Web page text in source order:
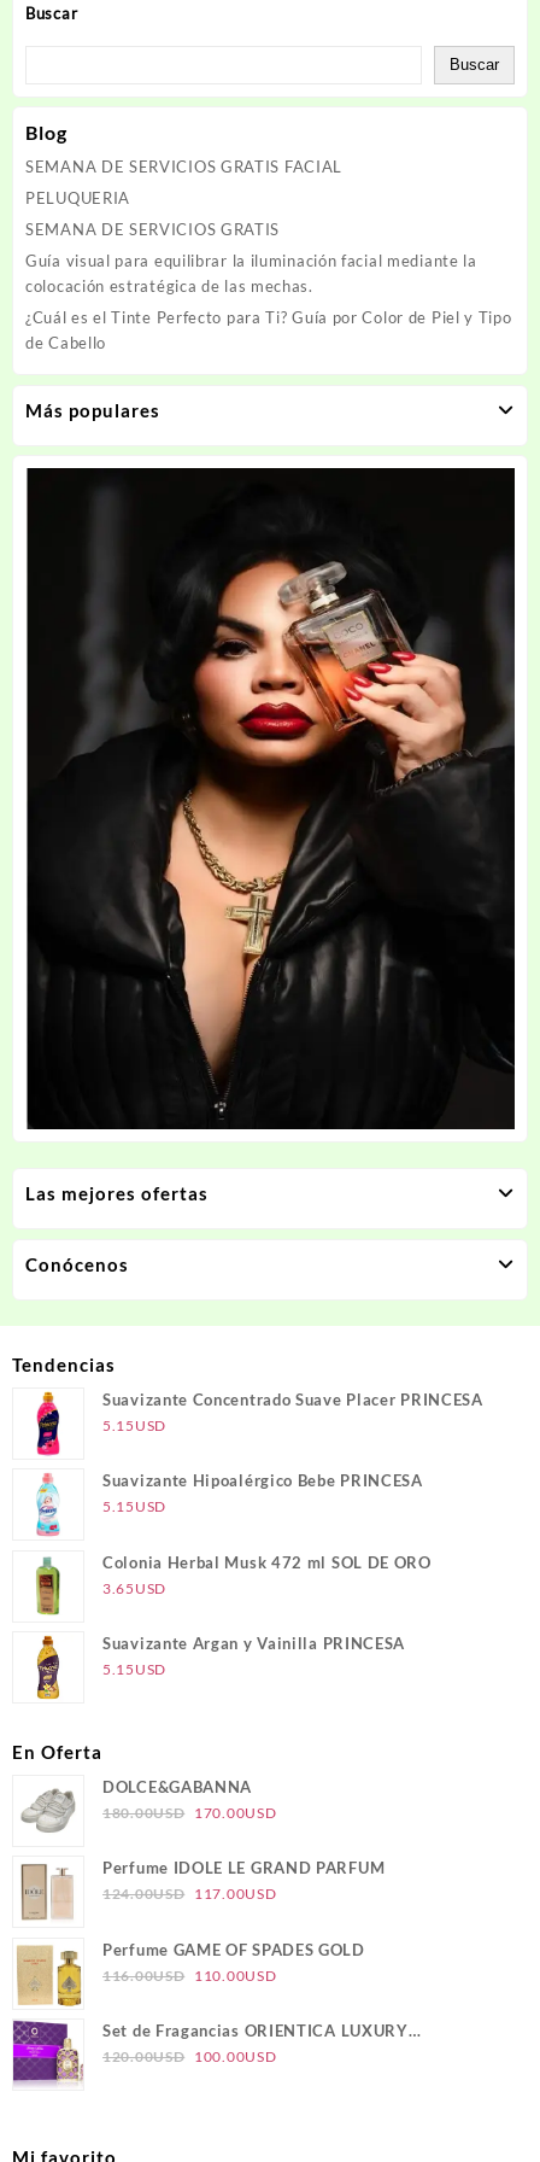
Buscar
Buscar
Blog
SEMANA DE SERVICIOS GRATIS FACIAL
PELUQUERIA
SEMANA DE SERVICIOS GRATIS
Guía visual para equilibrar la iluminación facial mediante la
colocación estratégica de las mechas.
¿Cuál es el Tinte Perfecto para Ti? Guía por Color de Piel y Tipo
de Cabello
Más populares
Las mejores ofertas
Conócenos
Tendencias
Suavizante Concentrado Suave Placer PRINCESA
5.15 USD
Suavizante Hipoalérgico Bebe PRINCESA
5.15 USD
Colonia Herbal Musk 472 ml SOL DE ORO
3.65 USD
Suavizante Argan y Vainilla PRINCESA
5.15 USD
En Oferta
DOLCE&GABANNA
180.00USD El
original
era:
170.00USDEl
actual
Perfume IDOLE LE GRAND PARFUM
124.00USD El
original
era:
117.00USDEl
actual
Perfume GAME OF SPADES GOLD
116.00USD El
original
era:
110.00USDEl
actual
Set de Fragancias ORIENTICA LUXURY
COLLECTION VELVET GOLD
120.00USD El
100.00USDEl
Mi favorito